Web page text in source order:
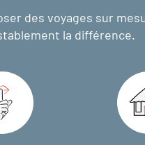
des voyages sur
la différence.